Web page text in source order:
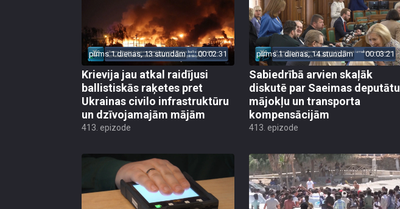
pirms 1 dienas, 13 stundām 00:02:31
Krievija jau atkal raidījusi
ballistiskās raķetes pret
Ukrainas civilo infrastruktūru
un dzīvojamajām mājām
413. epizode
pirms 1 dienas, 14 stundām 00:03:21
Sabiedrībā arvien skaļāk
diskutē par Saeimas deputātu
mājokļu un transporta
kompensācijām
413. epizode